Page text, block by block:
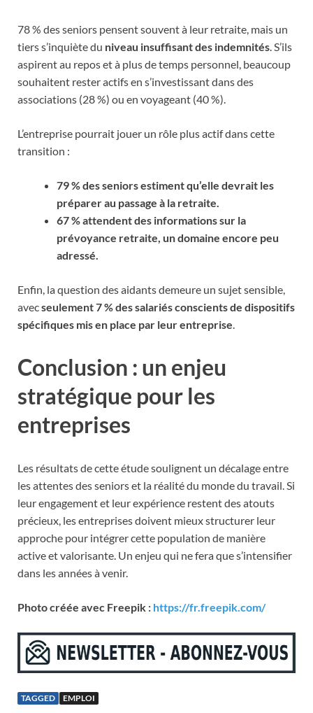
78 % des seniors pensent souvent à leur retraite, mais un
tiers s’inquiète du niveau insuffisant des indemnités . S’ils
aspirent au repos et à plus de temps personnel, beaucoup
souhaitent rester actifs en s’investissant dans des
associations (28 %) ou en voyageant (40 %).
L’entreprise pourrait jouer un rôle plus actif dans cette
transition :
79 % des seniors estiment qu’elle devrait les
préparer au passage à la retraite.
67 % attendent des informations sur la
prévoyance retraite, un domaine encore peu
adressé.
Enfin, la question des aidants demeure un sujet sensible,
avecseulement 7 % des salariés conscients de dispositifs
spécifiques mis en place par leur entreprise
Conclusion : un enjeu
stratégique pour les
entreprises
Les résultats de cette étude soulignent un décalage entre
les attentes des seniors et la réalité du monde du travail. Si
leur engagement et leur expérience restent des atouts
précieux, les entreprises doivent mieux structurer leur
approche pour intégrer cette population de manière
active et valorisante. Un enjeu qui ne fera que s’intensifier
dans les années à venir.
Photo créée avec Freepik : https://fr.freepik.com/
TAGGED EMPLOI